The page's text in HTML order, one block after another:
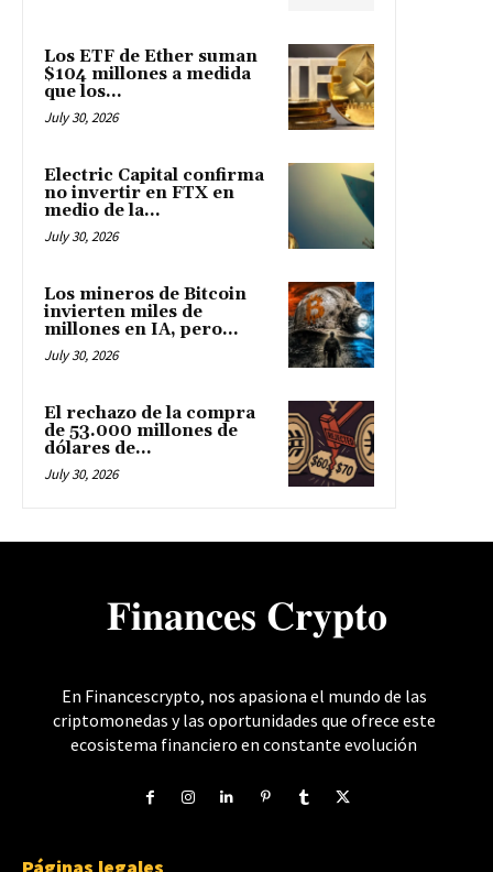
Los ETF de Ether suman
$104 millones a medida
que los...
July 30, 2026
Electric Capital confirma
no invertir en FTX en
medio de la...
July 30, 2026
Los mineros de Bitcoin
invierten miles de
millones en IA, pero...
July 30, 2026
El rechazo de la compra
de 53.000 millones de
dólares de...
July 30, 2026
𝐅𝐢𝐧𝐚𝐧𝐜𝐞𝐬 𝐂𝐫𝐲𝐩𝐭𝐨
En Financescrypto, nos apasiona el mundo de las
criptomonedas y las oportunidades que ofrece este
ecosistema financiero en constante evolución